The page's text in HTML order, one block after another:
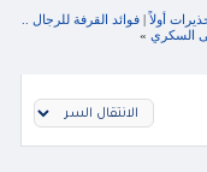
أولاً| فوائد القرفة للرجال ..
السكري »